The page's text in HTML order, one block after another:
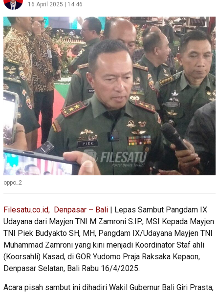
16 April 2025 | 14:46
oppo_2
Filesatu.co.id, Denpasar – Bali | Lepas Sambut Pangdam IX
Udayana dari Mayjen TNI M Zamroni S.IP., MSI Kepada Mayjen
TNI Piek Budyakto SH, MH, Pangdam IX/Udayana Mayjen TNI
Muhammad Zamroni yang kini menjadi Koordinator Staf ahli
(Koorsahli) Kasad, di GOR Yudomo Praja Raksaka Kepaon,
Denpasar Selatan, Bali Rabu 16/4/2025.
Acara pisah sambut ini dihadiri Wakil Gubernur Bali Giri Prasta,